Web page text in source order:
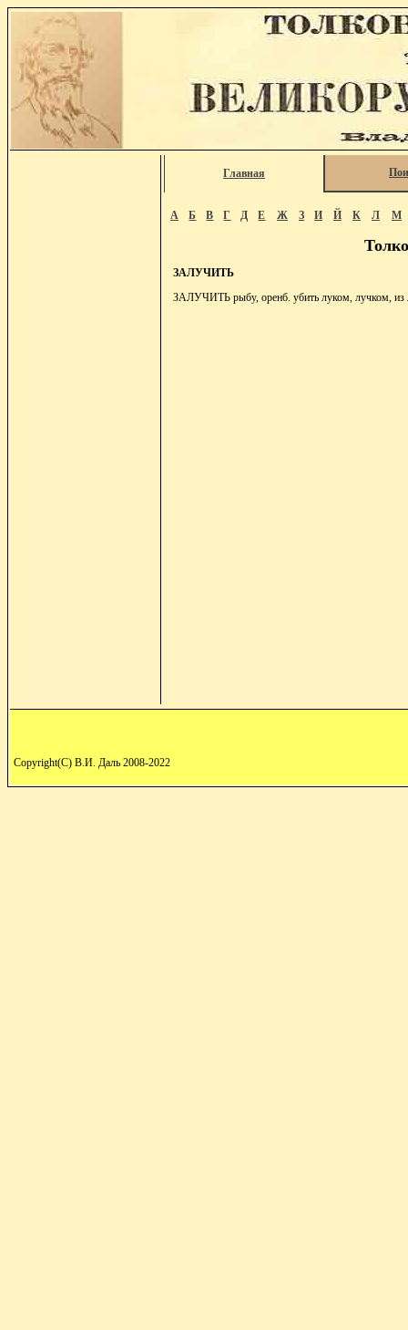
Главная
А Б В Г Д Е Ж З И Й К Л М
ЗАЛУЧИТЬ
ЗАЛУЧИТЬ рыбу, оренб. убить луком, лучком, из
Copyright(C) В.И. Даль 2008-2022